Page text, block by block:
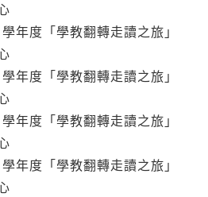
年度「學教翻轉走讀之旅」
年度「學教翻轉走讀之旅」
年度「學教翻轉走讀之旅」
年度「學教翻轉走讀之旅」